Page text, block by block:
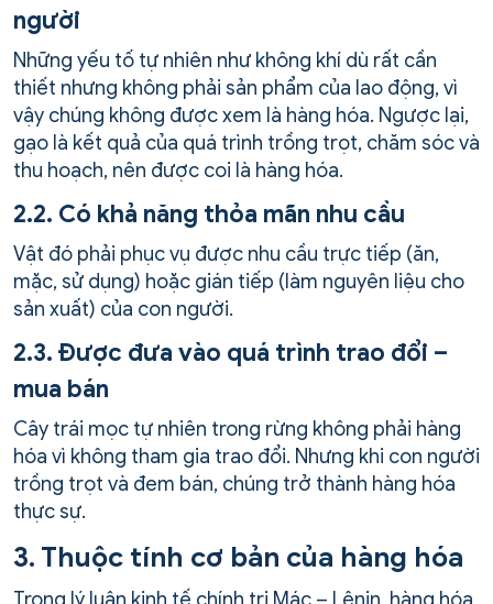
người
Những yếu tố tự nhiên như không khí dù rất cần
thiết nhưng không phải sản phẩm của lao động, vì
vậy chúng không được xem là hàng hóa. Ngược lại,
gạo là kết quả của quá trình trồng trọt, chăm sóc và
thu hoạch, nên được coi là hàng hóa.
2.2. Có khả năng thỏa mãn nhu cầu
Vật đó phải phục vụ được nhu cầu trực tiếp (ăn,
mặc, sử dụng) hoặc gián tiếp (làm nguyên liệu cho
sản xuất) của con người.
2.3. Được đưa vào quá trình trao đổi –
mua bán
Cây trái mọc tự nhiên trong rừng không phải hàng
hóa vì không tham gia trao đổi. Nhưng khi con người
trồng trọt và đem bán, chúng trở thành hàng hóa
thực sự.
3. Thuộc tính cơ bản của hàng hóa
Trong lý luận kinh tế chính trị Mác – Lênin, hàng hóa